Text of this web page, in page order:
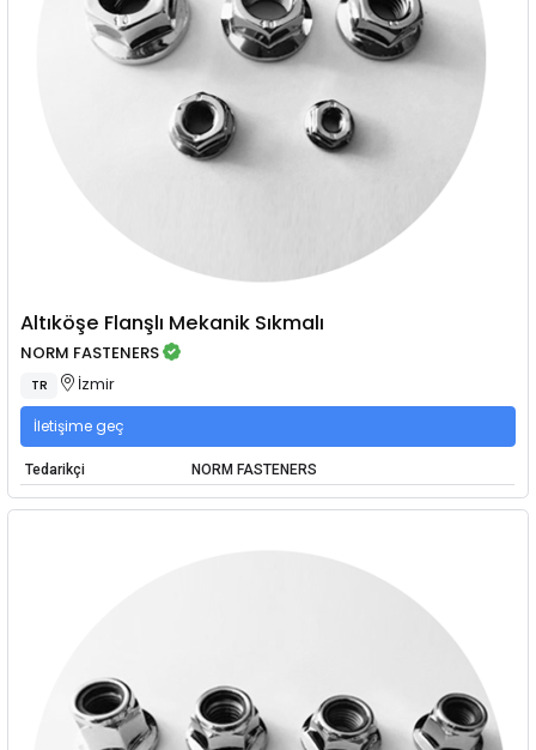
Altıköşe Flanşlı Mekanik Sıkmalı
NORM FASTENERS
TR İzmir
İletişime geç
Tedarikçi NORM FASTENERS